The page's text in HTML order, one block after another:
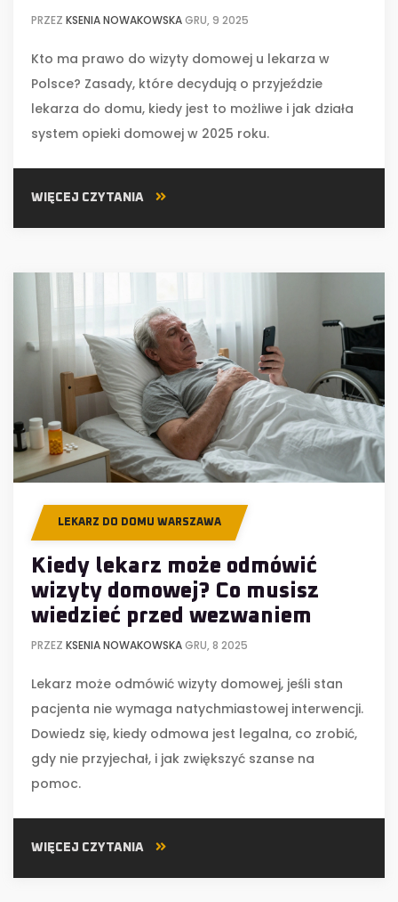
PRZEZ KSENIA NOWAKOWSKAGRU, 9 2025
Kto ma prawo do wizyty domowej u lekarza w
Polsce? Zasady, które decydują o przyjeździe
lekarza do domu, kiedy jest to możliwe i jak działa
system opieki domowej w 2025 roku.
WIĘCEJ CZYTANIA
LEKARZ DO DOMU WARSZAWA
Kiedy lekarz może odmówić
wizyty domowej? Co musisz
wiedzieć przed wezwaniem
PRZEZ KSENIA NOWAKOWSKAGRU, 8 2025
Lekarz może odmówić wizyty domowej, jeśli stan
pacjenta nie wymaga natychmiastowej interwencji.
Dowiedz się, kiedy odmowa jest legalna, co zrobić,
gdy nie przyjechał, i jak zwiększyć szanse na
pomoc.
WIĘCEJ CZYTANIA